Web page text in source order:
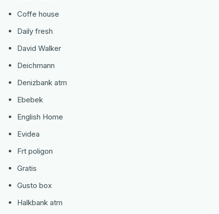
Coffe house
Daily fresh
David Walker
Deichmann
Denizbank atm
Ebebek
English Home
Evidea
Frt poligon
Gratis
Gusto box
Halkbank atm